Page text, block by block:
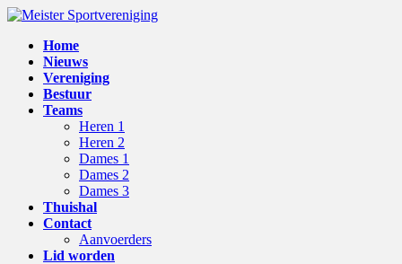
Skip
content
Skip
Navigation
Home
Nieuws
Vereniging
Bestuur
Teams
Heren 1
Heren 2
Dames 1
Dames 2
Dames 3
Thuishal
Contact
Aanvoerders
Lid worden